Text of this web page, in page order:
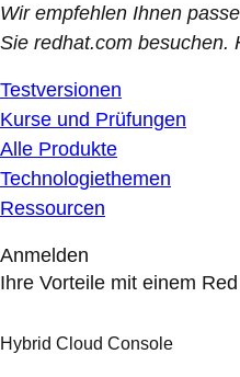
Wir empfehlen Ihnen
Sie redhat.com besuchen.
Testversionen
Kurse und Prüfungen
Alle Produkte
Technologiethemen
Ressourcen
Anmelden
Ihre Vorteile mit einem
Hybrid Cloud Console